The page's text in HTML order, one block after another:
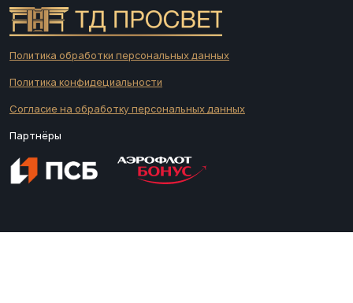
Политика обработки персональных данных
Политика конфидециальности
Согласие на обработку персональных данных
Партнёры